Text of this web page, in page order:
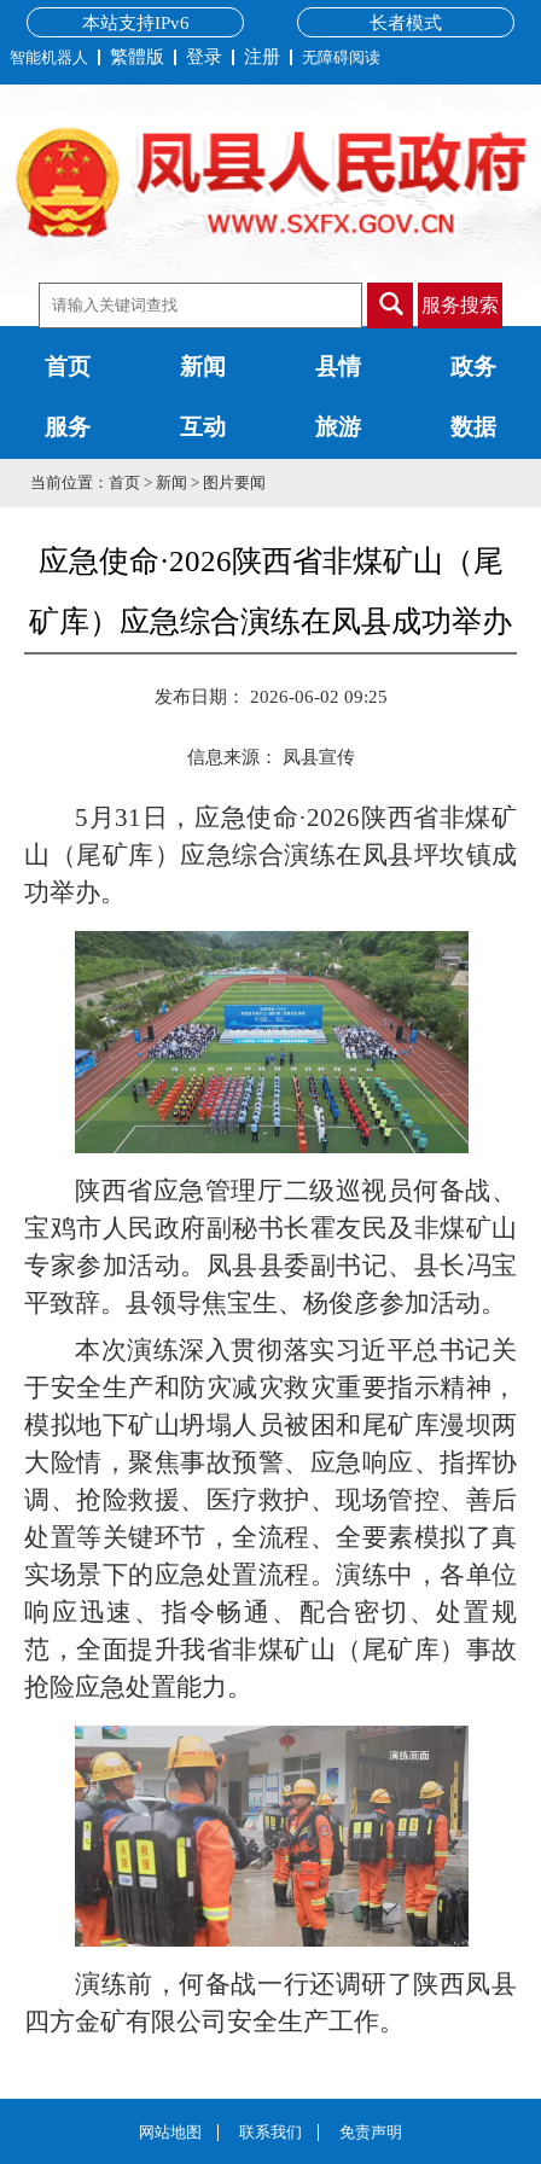
长者模式
本站支持IPv6
智能机器人 繁體版 登录 注册 无障碍阅读
服务搜索
首页 新闻 县情 政务
服务 互动 旅游 数据
当前位置： 首页 > 新闻 > 图片要闻
应急使命·2026陕西省非煤矿山（尾
矿库）应急综合演练在凤县成功举办
发布日期： 2026-06-02 09:25
信息来源： 凤县宣传
5月31日，应急使命·2026陕西省非煤矿
山（尾矿库）应急综合演练在凤县坪坎镇成
功举办。
陕西省应急管理厅二级巡视员何备战、
宝鸡市人民政府副秘书长霍友民及非煤矿山
专家参加活动。凤县县委副书记、县长冯宝
平致辞。县领导焦宝生、杨俊彦参加活动。
本次演练深入贯彻落实习近平总书记关
于安全生产和防灾减灾救灾重要指示精神，
模拟地下矿山坍塌人员被困和尾矿库漫坝两
大险情，聚焦事故预警、应急响应、指挥协
调、抢险救援、医疗救护、现场管控、善后
处置等关键环节，全流程、全要素模拟了真
实场景下的应急处置流程。演练中，各单位
响应迅速、指令畅通、配合密切、处置规
范，全面提升我省非煤矿山（尾矿库）事故
抢险应急处置能力。
演练前，何备战一行还调研了陕西凤县
四方金矿有限公司安全生产工作。
网站地图 联系我们 免责声明